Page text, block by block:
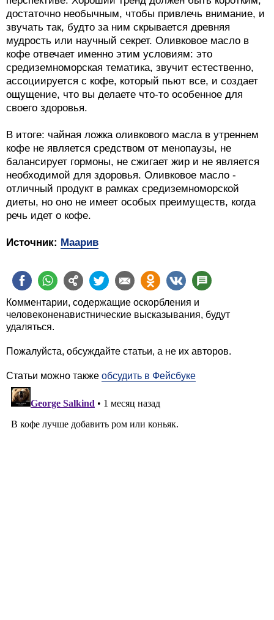
достаточно необычным, чтобы привлечь внимание, и
звучать так, будто за ним скрывается древняя
мудрость или научный секрет. Оливковое масло в
кофе отвечает именно этим условиям: это
средиземноморская тематика, звучит естественно,
ассоциируется с кофе, который пьют все, и создает
ощущение, что вы делаете что-то особенное для
своего здоровья.
В итоге: чайная ложка оливкового масла в утреннем
кофе не является средством от менопаузы, не
балансирует гормоны, не сжигает жир и не является
необходимой для здоровья. Оливковое масло -
отличный продукт в рамках средиземноморской
диеты, но оно не имеет особых преимуществ, когда
речь идет о кофе.
Источник: Маарив
Комментарии, содержащие оскорбления и
человеконенавистнические высказывания, будут
удаляться.
Пожалуйста, обсуждайте статьи, а не их авторов.
Статьи можно также обсудить в Фейсбуке